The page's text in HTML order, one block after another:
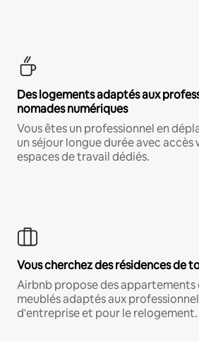
Des logements adaptés aux
nomades numériques
Vous êtes un professionnel en
un séjour longue durée avec
espaces de travail dédiés.
Vous cherchez des résidences de
Airbnb propose des
meublés adaptés aux
d'entreprise et pour le relogement.